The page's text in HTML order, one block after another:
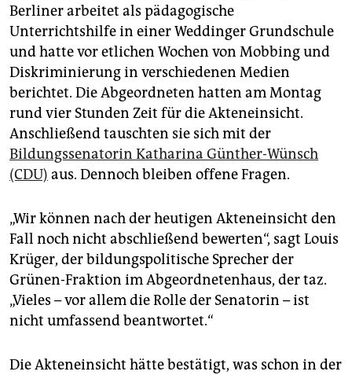
Berliner arbeitet als pädagogische
Unterrichtshilfe in einer Weddinger Grundschule
und hatte vor etlichen Wochen von Mobbing und
Diskriminierung in verschiedenen Medien
berichtet. Die Abgeordneten hatten am Montag
rund vier Stunden Zeit für die Akteneinsicht.
Anschließend tauschten sie sich mit der
Bildungssenatorin Katharina Günther-Wünsch
(CDU) aus. Dennoch bleiben offene Fragen.
„Wir können nach der heutigen Akteneinsicht den
Fall noch nicht abschließend bewerten“, sagt Louis
Krüger, der bildungspolitische Sprecher der
Grünen-Fraktion im Abgeordnetenhaus, der taz.
„Vieles – vor allem die Rolle der Senatorin – ist
nicht umfassend beantwortet.“
Die Akteneinsicht hätte bestätigt, was schon in der